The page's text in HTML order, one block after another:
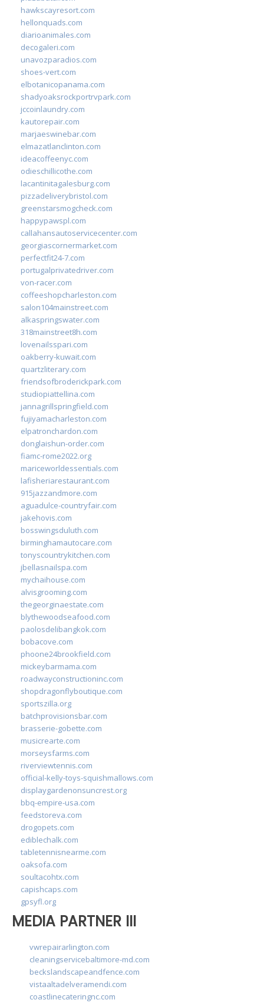
hawkscayresort.com
hellonquads.com
diarioanimales.com
decogaleri.com
unavozparadios.com
shoes-vert.com
elbotanicopanama.com
shadyoaksrockportrvpark.com
jccoinlaundry.com
kautorepair.com
marjaeswinebar.com
elmazatlanclinton.com
ideacoffeenyc.com
odieschillicothe.com
lacantinitagalesburg.com
pizzadeliverybristol.com
greenstarsmogcheck.com
happypawspl.com
callahansautoservicecenter.com
georgiascornermarket.com
perfectfit24-7.com
portugalprivatedriver.com
von-racer.com
coffeeshopcharleston.com
salon104mainstreet.com
alkaspringswater.com
318mainstreet8h.com
lovenailsspari.com
oakberry-kuwait.com
quartzliterary.com
friendsofbroderickpark.com
studiopiattellina.com
jannagrillspringfield.com
fujiyamacharleston.com
elpatronchardon.com
donglaishun-order.com
fiamc-rome2022.org
mariceworldessentials.com
lafisheriarestaurant.com
915jazzandmore.com
aguadulce-countryfair.com
jakehovis.com
bosswingsduluth.com
birminghamautocare.com
tonyscountrykitchen.com
jbellasnailspa.com
mychaihouse.com
alvisgrooming.com
thegeorginaestate.com
blythewoodseafood.com
paolosdelibangkok.com
bobacove.com
phoone24brookfield.com
mickeybarmama.com
roadwayconstructioninc.com
shopdragonflyboutique.com
sportszilla.org
batchprovisionsbar.com
brasserie-gobette.com
musicrearte.com
morseysfarms.com
riverviewtennis.com
official-kelly-toys-squishmallows.com
displaygardenonsuncrest.org
bbq-empire-usa.com
feedstoreva.com
drogopets.com
ediblechalk.com
tabletennisnearme.com
oaksofa.com
soultacohtx.com
capishcaps.com
gpsyfl.org
MEDIA PARTNER III
vwrepairarlington.com
cleaningservicebaltimore-md.com
beckslandscapeandfence.com
vistaaltadelveramendi.com
coastlinecateringnc.com